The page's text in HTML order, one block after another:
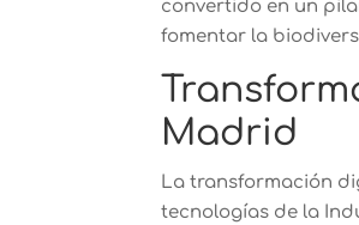
convertido en un
fomentar la
Madrid
La transformación
tecnologías de la